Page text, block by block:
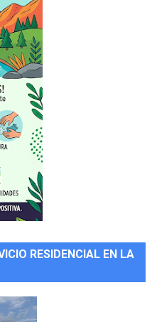
RESIDENCIAL EN LA